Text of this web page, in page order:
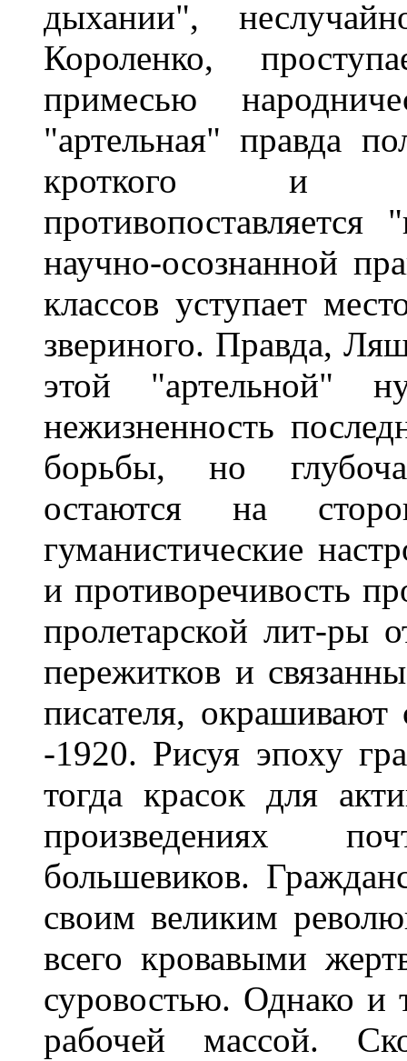
дыхании",
Короленко,
примесью
"артельная" правда
кроткого и
научно-осознанной
классов уступает
звериного. Правда,
этой "артельной"
нежизненность
борьбы, но
остаются на
гуманистические
и противоречивость
пролетарской лит-ры
пережитков и
писателя,
-1920. Рисуя эпоху
тогда красок для
произведениях
большевиков.
своим великим
всего кровавыми
суровостью. Однако и
рабочей массой.